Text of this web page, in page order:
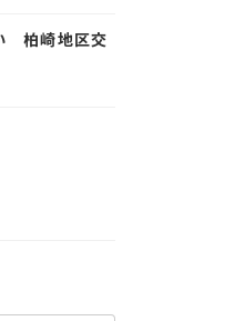
柏崎地区交